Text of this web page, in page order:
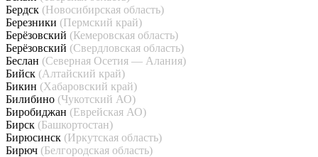
Бердск (Новосибирская область)
Березники (Пермский край)
Берёзовский (Кемеровская область)
Берёзовский (Свердловская область)
Беслан (Северная Осетия — Алания)
Бийск (Алтайский край)
Бикин (Хабаровский край)
Билибино (Чукотский АО)
Биробиджан (Еврейская АО)
Бирск (Башкортостан)
Бирюсинск (Иркутская область)
Бирюч (Белгородская область)